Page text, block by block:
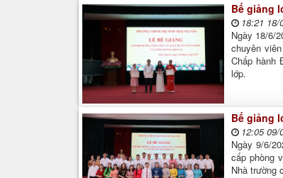
Bế giảng
18:21 18/
Ngày 18/6/
chuyên
Chấp hành
lớp.
Bế giảng
12:05 09/
Ngày 9/6/
cấp phòng
Nhà trường